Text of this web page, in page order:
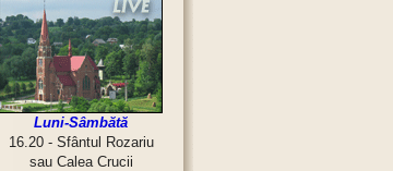
Luni-Sâmbătă
16.20 - Sfântul Rozariu
sau Calea Crucii